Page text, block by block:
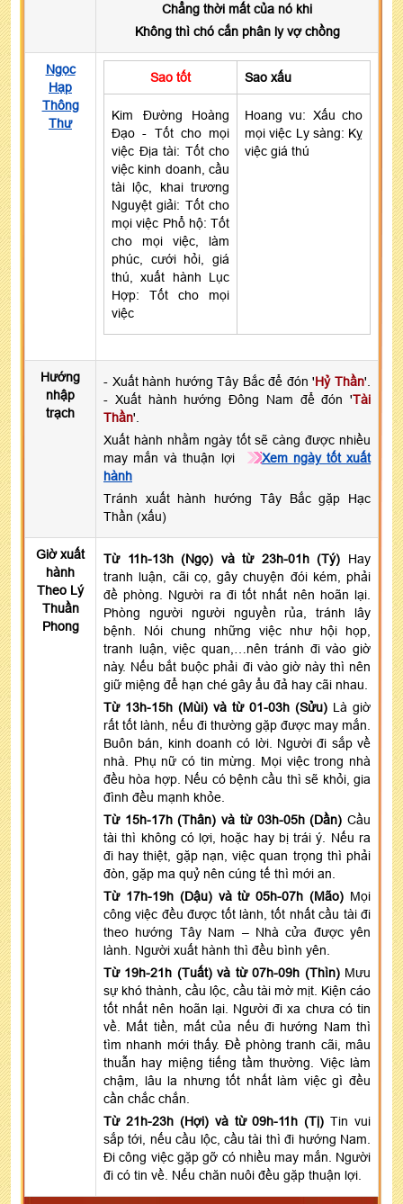
Chẳng thời mất của nó khi
Không thì chó cắn phân ly vợ chồng
Ngọc
Hạp
Thông
Thư
Sao tốt Sao xấu
Kim Đường Hoàng
Đạo - Tốt cho mọi
việc Địa tài: Tốt cho
việc kinh doanh, cầu
tài lộc, khai trương
Nguyệt giải: Tốt cho
mọi việc Phổ hộ: Tốt
cho mọi việc, làm
phúc, cưới hỏi, giá
thú, xuất hành Lục
Hợp: Tốt cho mọi
việc
Hoang vu: Xấu cho
mọi việc Ly sàng: Kỵ
việc giá thú
Hướng
nhập
trạch
- Xuất hành hướng Tây Bắc để đón 'Hỷ Thần'.
- Xuất hành hướng Đông Nam để đón 'Tài
Thần'.
Xuất hành nhằm ngày tốt sẽ càng được nhiều
may mắn và thuận lợi
Xem ngày tốt xuất
hành
Tránh xuất hành hướng Tây Bắc gặp Hạc
Thần (xấu)
Giờ xuất
hành
Theo Lý
Thuần
Phong
Từ 11h-13h (Ngọ) và từ 23h-01h (Tý)
Hay
tranh luận, cãi cọ, gây chuyện đói kém, phải
đề phòng. Người ra đi tốt nhất nên hoãn lại.
Phòng người người nguyền rủa, tránh lây
bệnh. Nói chung những việc như hội họp,
tranh luận, việc quan,…nên tránh đi vào giờ
này. Nếu bắt buộc phải đi vào giờ này thì nên
giữ miệng để hạn ché gây ẩu đả hay cãi nhau.
Từ 13h-15h (Mùi) và từ 01-03h (Sửu) Là giờ
rất tốt lành, nếu đi thường gặp được may mắn.
Buôn bán, kinh doanh có lời. Người đi sắp về
nhà. Phụ nữ có tin mừng. Mọi việc trong nhà
đều hòa hợp. Nếu có bệnh cầu thì sẽ khỏi, gia
đình đều mạnh khỏe.
Từ 15h-17h (Thân) và từ 03h-05h (Dần) Cầu
tài thì không có lợi, hoặc hay bị trái ý. Nếu ra
đi hay thiệt, gặp nạn, việc quan trọng thì phải
đòn, gặp ma quỷ nên cúng tế thì mới an.
Từ 17h-19h (Dậu) và từ 05h-07h (Mão) Mọi
công việc đều được tốt lành, tốt nhất cầu tài đi
theo hướng Tây Nam – Nhà cửa được yên
lành. Người xuất hành thì đều bình yên.
Từ 19h-21h (Tuất) và từ 07h-09h (Thìn) Mưu
sự khó thành, cầu lộc, cầu tài mờ mịt. Kiện cáo
tốt nhất nên hoãn lại. Người đi xa chưa có tin
về. Mất tiền, mất của nếu đi hướng Nam thì
tìm nhanh mới thấy. Đề phòng tranh cãi, mâu
thuẫn hay miệng tiếng tầm thường. Việc làm
chậm, lâu la nhưng tốt nhất làm việc gì đều
cần chắc chắn.
Từ 21h-23h (Hợi) và từ 09h-11h (Tị) Tin vui
sắp tới, nếu cầu lộc, cầu tài thì đi hướng Nam.
Đi công việc gặp gỡ có nhiều may mắn. Người
đi có tin về. Nếu chăn nuôi đều gặp thuận lợi.